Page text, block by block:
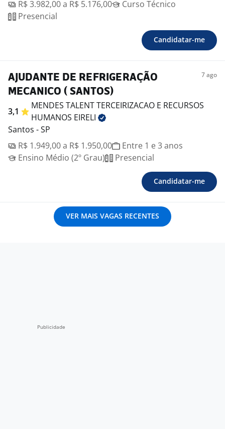
R$ 3.982,00 a R$ 5.176,00
Curso Técnico
Presencial
Candidatar-me
AJUDANTE DE REFRIGERAÇÃO
MECANICO ( SANTOS)
7 ago
3,1
MENDES TALENT TERCEIRIZACAO E RECURSOS
HUMANOS EIRELI
Santos - SP
R$ 1.949,00 a R$ 1.950,00
Entre 1 e 3 anos
Ensino Médio (2º Grau)
Presencial
Candidatar-me
VER MAIS VAGAS RECENTES